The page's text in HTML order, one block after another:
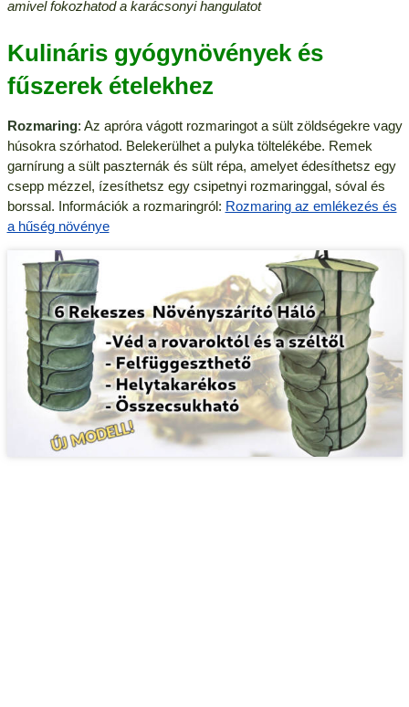
amivel fokozhatod a karácsonyi hangulatot
Kulináris gyógynövények és
fűszerek ételekhez
Rozmaring: Az apróra vágott rozmaringot a sült zöldségekre vagy
húsokra szórhatod. Belekerülhet a pulyka töltelékébe. Remek
garnírung a sült paszternák és sült répa, amelyet édesíthetsz egy
csepp mézzel, ízesíthetsz egy csipetnyi rozmaringgal, sóval és
borssal. Információk a rozmaringról: Rozmaring az emlékezés és
a hűség növénye